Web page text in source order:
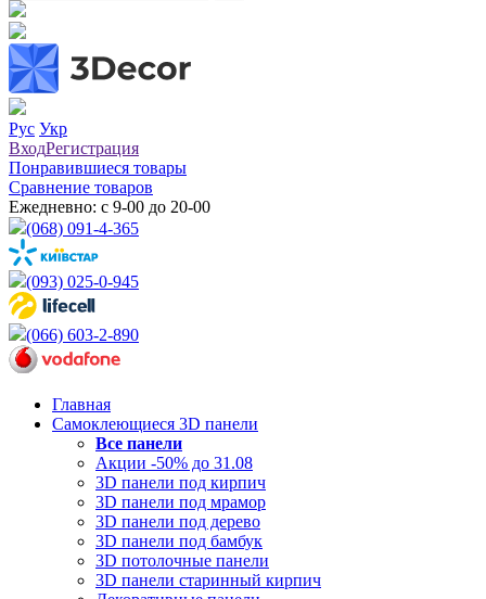
Рус Укр
ВходРегистрация
Понравившиеся товары
Сравнение товаров
Ежедневно: с 9-00 до 20-00
(068) 091-4-365
(093) 025-0-945
(066) 603-2-890
Главная
Самоклеющиеся 3D панели
Все панели
Акции -50% до 31.08
3D панели под кирпич
3D панели под мрамор
3D панели под дерево
3D панели под бамбук
3D потолочные панели
3D панели старинный кирпич